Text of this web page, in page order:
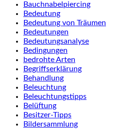
Bauchnabelpiercing
Bedeutung
Bedeutung von Träumen
Bedeutungen
Bedeutungsanalyse
Bedingungen
bedrohte Arten
Begriffserklärung
Behandlung
Beleuchtung
Beleuchtungstipps
Belüftung
Besitzer-Tipps
Bildersammlung